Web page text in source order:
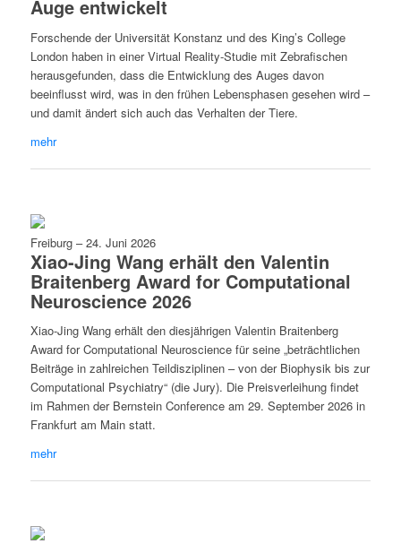
Auge entwickelt
Forschende der Universität Konstanz und des King’s College
London haben in einer Virtual Reality-Studie mit Zebrafischen
herausgefunden, dass die Entwicklung des Auges davon
beeinflusst wird, was in den frühen Lebensphasen gesehen wird –
und damit ändert sich auch das Verhalten der Tiere.
mehr
Freiburg–24. Juni 2026
Xiao-Jing Wang erhält den Valentin
Braitenberg Award for Computational
Neuroscience 2026
Xiao-Jing Wang erhält den diesjährigen Valentin Braitenberg
Award for Computational Neuroscience für seine „beträchtlichen
Beiträge in zahlreichen Teildisziplinen – von der Biophysik bis zur
Computational Psychiatry“ (die Jury). Die Preisverleihung findet
im Rahmen der Bernstein Conference am 29. September 2026 in
Frankfurt am Main statt.
mehr